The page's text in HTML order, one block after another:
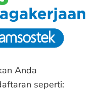
Anda
seperti: